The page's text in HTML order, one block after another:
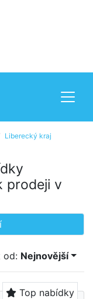
Liberecký kraj
prodeji v
od: Nejnovější
Top nabídky